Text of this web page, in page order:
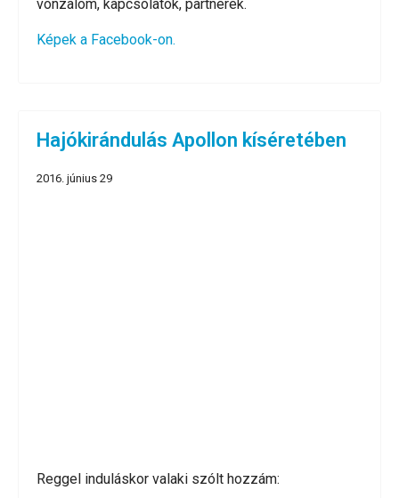
vonzalom, kapcsolatok, partnerek.
Képek a Facebook-on.
Hajókirándulás Apollon kíséretében
2016. június 29
Reggel induláskor valaki szólt hozzám: